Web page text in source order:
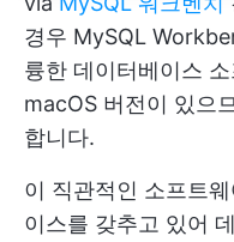
경우 MySQL
륭한 데이터베이스
macOS 버전이 있으
합니다.
이 직관적인 소프트
이스를 갖추고 있어